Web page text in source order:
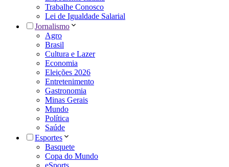
Trabalhe Conosco
Lei de Igualdade Salarial
Jornalismo
Agro
Brasil
Cultura e Lazer
Economia
Eleições 2026
Entretenimento
Gastronomia
Minas Gerais
Mundo
Política
Saúde
Esportes
Basquete
Copa do Mundo